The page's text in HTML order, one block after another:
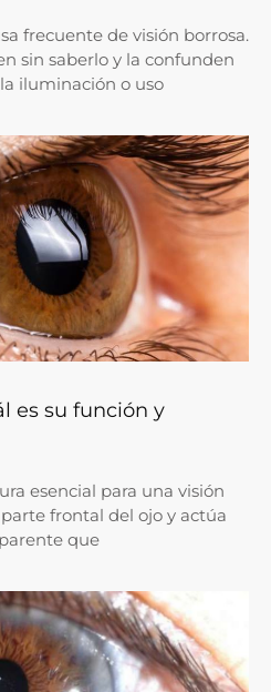
frecuente de visión borrosa.
sin saberlo y la confunden
iluminación o uso
es su función y
esencial para una visión
frontal del ojo y actúa
que